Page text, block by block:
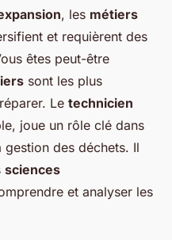
, les métiers
et requièrent des
êtes peut-être
sont les plus
Le technicien
joue un rôle clé dans
gestion des déchets. Il
sciences
et analyser les